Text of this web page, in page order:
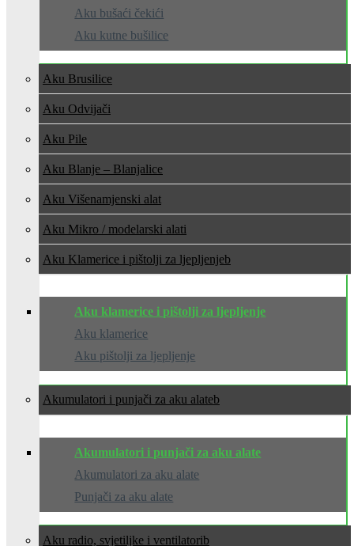
Aku bušaći čekići
Aku kutne bušilice
Aku Brusilice
Aku Odvijači
Aku Pile
Aku Blanje – Blanjalice
Aku Višenamjenski alat
Aku Mikro / modelarski alati
Aku Klamerice i pištolji za ljepljenje
Aku klamerice i pištolji za ljepljenje
Aku klamerice
Aku pištolji za ljepljenje
Akumulatori i punjači za aku alate
Akumulatori i punjači za aku alate
Akumulatori za aku alate
Punjači za aku alate
Aku radio, svjetiljke i ventilatori